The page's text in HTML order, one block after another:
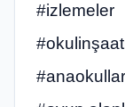
#izlemeler